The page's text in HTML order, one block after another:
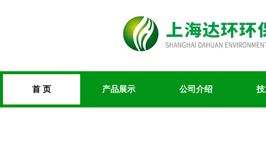
首 页 产品展示 公司介绍